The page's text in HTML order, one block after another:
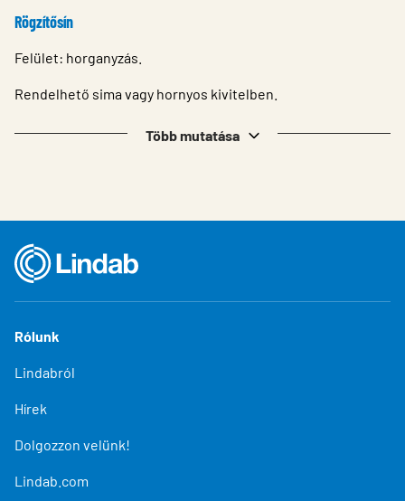
Kapcsolat
Choose languge
Rögzítősín
Felület: horganyzás.
Rendelhető sima vagy hornyos kivitelben.
Több mutatása
Rólunk
Lindabról
Hírek
Dolgozzon velünk!
Lindab.com